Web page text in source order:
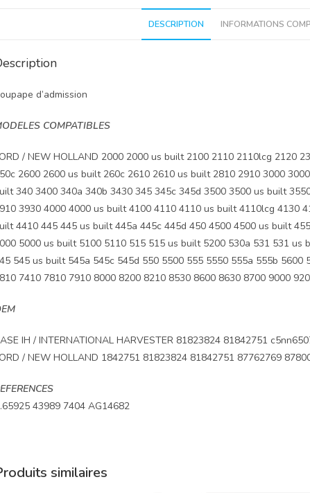
DESCRIPTION INFORMATIONS
d’admission
COMPATIBLES
/ NEW HOLLAND 2000 2000 us built 2100 2110 2110lcg 2120
2600 2600 us built 260c 2610 2610 us built 2810 2910 3000
340 3400 340a 340b 3430 345 345c 345d 3500 3500 us built
3930 4000 4000 us built 4100 4110 4110 us built 4110lcg 4130
4410 445 445 us built 445a 445c 445d 450 4500 4500 us built
5000 us built 5100 5110 515 515 us built 5200 530a 531 531
545 us built 545a 545c 545d 550 5500 555 5550 555a 555b
7410 7810 7910 8000 8200 8210 8530 8600 8630 8700 9000
IH / INTERNATIONAL HARVESTER 81823824 81842751
/ NEW HOLLAND 1842751 81823824 81842751 87762769
43989 7404 AG14682
similaires